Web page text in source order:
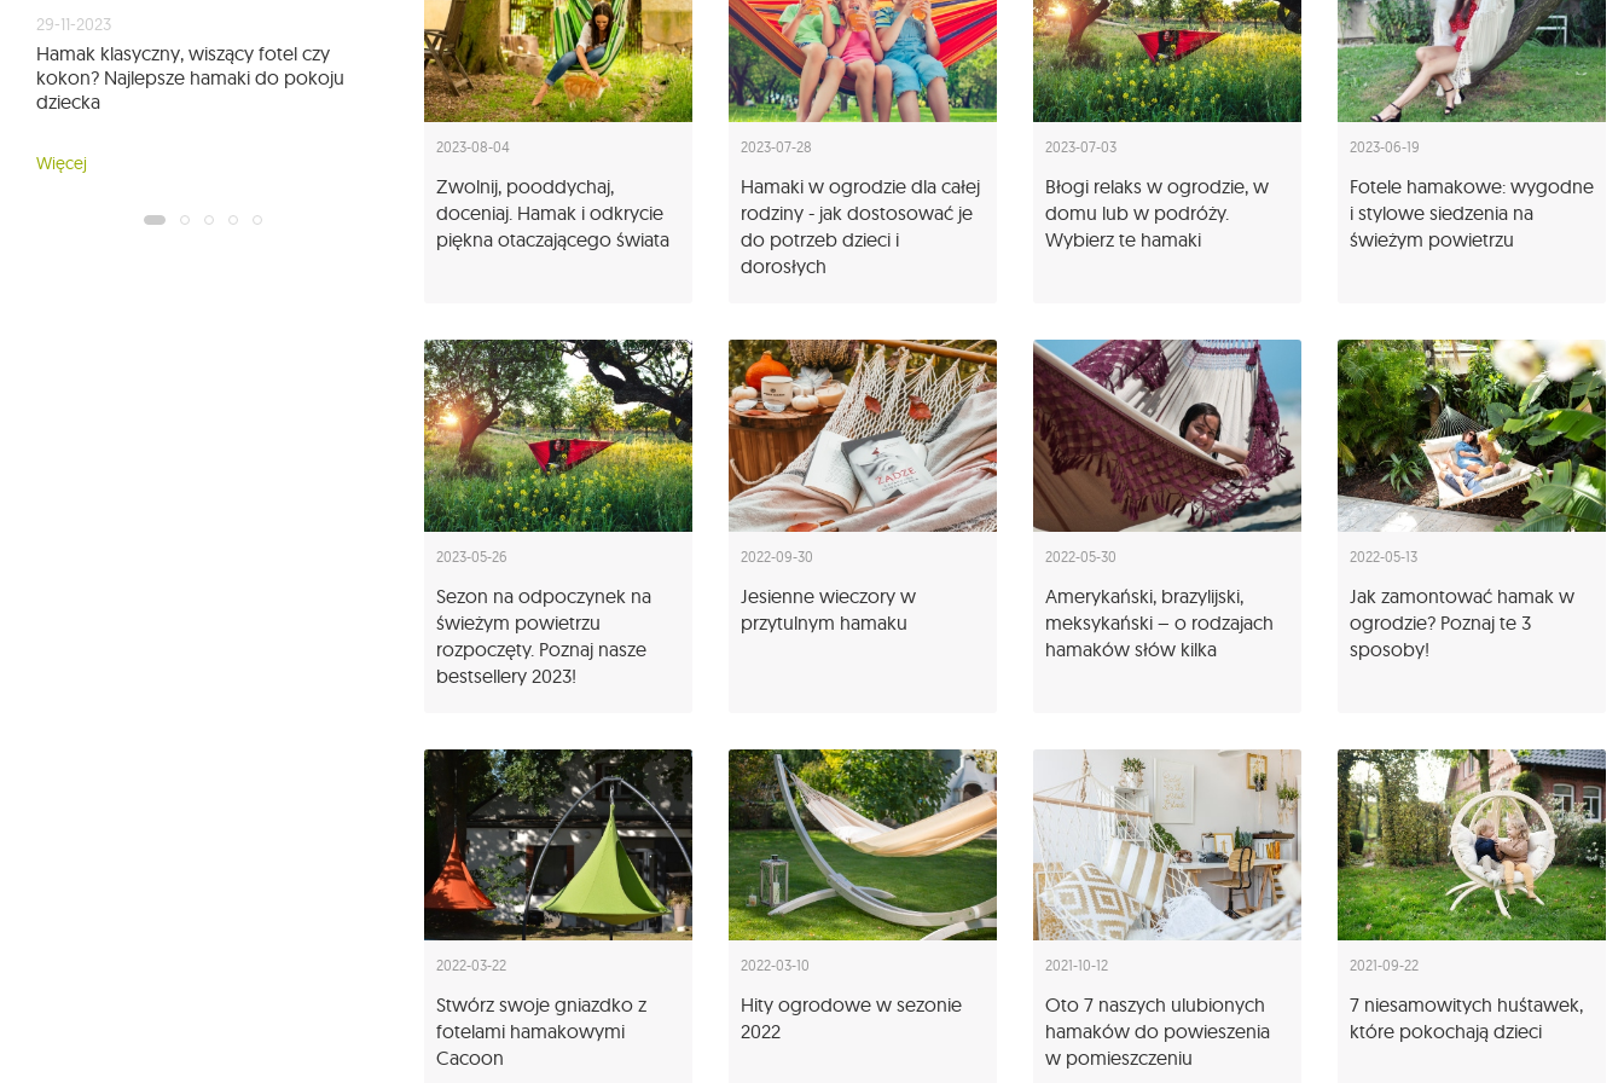
2023-08-04
Zwolnij, pooddychaj,
doceniaj. Hamak i odkrycie
piękna otaczającego świata
2023-07-28
Hamaki w ogrodzie dla całej
rodziny - jak dostosować je
do potrzeb dzieci i
dorosłych
2023-07-03
Błogi relaks w ogrodzie, w
domu lub w podróży.
Wybierz te hamaki
2023-06-19
Fotele hamakowe: wygodne
i stylowe siedzenia na
świeżym powietrzu
2023-05-26
Sezon na odpoczynek na
świeżym powietrzu
rozpoczęty. Poznaj nasze
bestsellery 2023!
2022-09-30
Jesienne wieczory w
przytulnym hamaku
2022-05-30
Amerykański, brazylijski,
meksykański – o rodzajach
hamaków słów kilka
2022-05-13
Jak zamontować hamak w
ogrodzie? Poznaj te 3
sposoby!
2022-03-22
Stwórz swoje gniazdko z
fotelami hamakowymi
Cacoon
2022-03-10
Hity ogrodowe w sezonie
2022
2021-10-12
Oto 7 naszych ulubionych
hamaków do powieszenia
w pomieszczeniu
2021-09-22
7 niesamowitych huśtawek,
które pokochają dzieci
29-11-2023
Hamak klasyczny, wiszący fotel czy
kokon? Najlepsze hamaki do pokoju
dziecka
Więcej